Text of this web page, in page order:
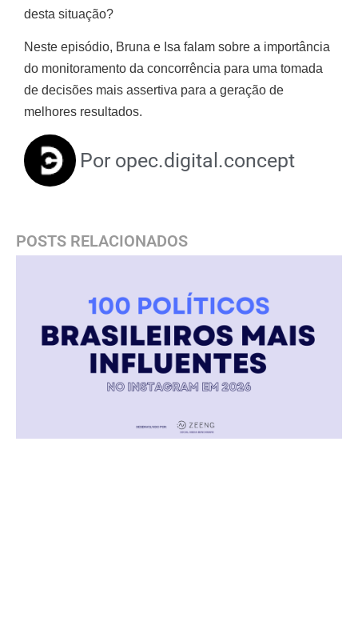
desta situação?
Neste episódio, Bruna e Isa falam sobre a importância
do monitoramento da concorrência para uma tomada
de decisões mais assertiva para a geração de
melhores resultados.
Por opec.digital.concept
POSTS RELACIONADOS